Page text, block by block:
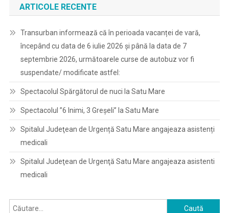
ARTICOLE RECENTE
Transurban informează că în perioada vacanței de vară,
începând cu data de 6 iulie 2026 și până la data de 7
septembrie 2026, următoarele curse de autobuz vor fi
suspendate/ modificate astfel:
Spectacolul Spărgătorul de nuci la Satu Mare
Spectacolul ”6 Inimi, 3 Greșeli” la Satu Mare
Spitalul Judeţean de Urgență Satu Mare angajeaza asistenți
medicali
Spitalul Judeţean de Urgenţă Satu Mare angajeaza asistenti
medicali
Caută